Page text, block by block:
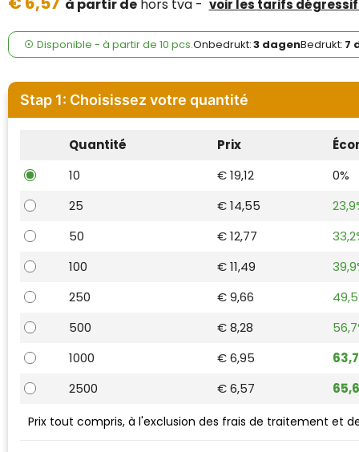
Fresh 'n Rebel
GolfOriginals
James Harvest
Kingcap
MyKit
Ocean Bottle
Parker
à partir dehors tva - voir les tarifs
Disponible - à partir de 10 pcs.Onbedrukt:3 dagenBedrukt: 7
Stap 1: Choisissez votre quantité
Quantité Prix
10
€ 19,12
0%
25
€ 14,55
50
€ 12,77
100
€ 11,49
250
€ 9,66
500
€ 8,28
1000
€ 6,95
2500
€ 6,57
Prix tout compris, à l'exclusion des frais de traitement et